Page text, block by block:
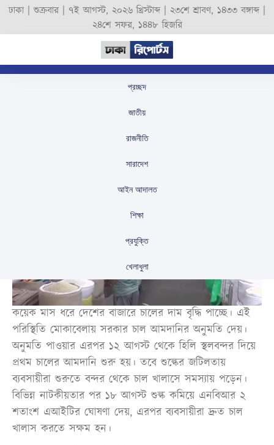
ঢাকা | শুক্রবার| ৭ই আগস্ট, ২০২৬ খ্রিস্টাব্দ ২৩শে শ্রাবণ, ১৪৩৩ বঙ্গাব্দ
২৪শে সফর, ১৪৪৮ হিজরি
প্রচ্ছদ
জাতীয়
রাজনীতি
সারাদেশ
আইন আদালত
শিক্ষা
প্রযুক্তি
খেলাধুলা
ভারত থেকে চাল আমদানি
শুরু, দাম কমার আশা
August 26, 2025
কয়েক মাস ধরে দেশের বাজারে চালের দাম বৃদ্ধি পাচ্ছে। এই
পরিস্থিতি মোকাবেলায় সরকার চাল আমদানির অনুমতি দেয়।
অনুমতি পাওয়ার এরপর ১২ আগস্ট থেকে হিলি স্থলবন্দর দিয়ে
প্রথম চালের আমদানি শুরু হয়। তবে শুল্কের জটিলতায়
ব্যবসায়ীরা শুরুতে বন্দর থেকে চাল খালাসে সমস্যায় পড়েন।
বিভিন্ন নাটকীয়তার পর ১৮ আগস্ট শুল্ক কমিয়ে এনবিআর ২
শতাংশ এআইটির ঘোষণা দেয়, এরপর ব্যবসায়ীরা দ্রুত চাল
খালাস করতে সক্ষম হন।